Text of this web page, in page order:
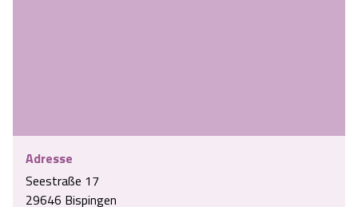
Adresse
Seestraße 17
29646 Bispingen